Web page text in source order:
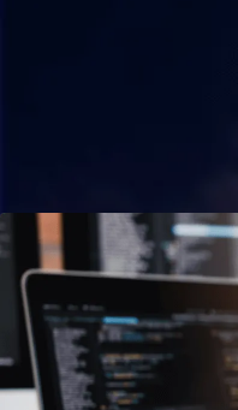
意度
考评判，即使货比三
，通过“案加分”规则